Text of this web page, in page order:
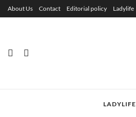
About Us Contact Editorial policy Ladylife
LADYLIFE